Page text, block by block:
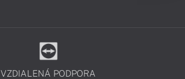
VZDIALENÁ PODPORA